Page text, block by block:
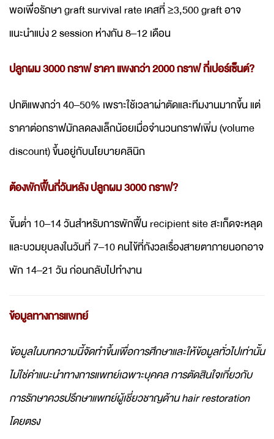
พอเพื่อรักษา graft survival rate เคสที่ ≥3,500 graft อาจ
แนะนำแบ่ง 2 session ห่างกัน 8–12 เดือน
ปลูกผม 3000 กราฟ ราคา แพงกว่า 2000 กราฟ กี่เปอร์เซ็นต์?
ปกติแพงกว่า 40–50% เพราะใช้เวลาผ่าตัดและทีมงานมากขึ้น แต่
ราคาต่อกราฟมักลดลงเล็กน้อยเมื่อจำนวนกราฟเพิ่ม (volume
discount) ขึ้นอยู่กับนโยบายคลินิก
ต้องพักฟื้นกี่วันหลัง ปลูกผม 3000 กราฟ?
ขั้นต่ำ 10–14 วันสำหรับการพักฟื้น recipient site สะเก็ดจะหลุด
และบวมยุบลงในวันที่ 7–10 คนไข้ที่กังวลเรื่องสายตาภายนอกอาจ
พัก 14–21 วัน ก่อนกลับไปทำงาน
ข้อมูลทางการแพทย์
ข้อมูลในบทความนี้จัดทำขึ้นเพื่อการศึกษาและให้ข้อมูลทั่วไปเท่านั้น
ไม่ใช่คำแนะนำทางการแพทย์เฉพาะบุคคล การตัดสินใจเกี่ยวกับ
การรักษาควรปรึกษาแพทย์ผู้เชี่ยวชาญด้าน hair restoration
โดยตรง